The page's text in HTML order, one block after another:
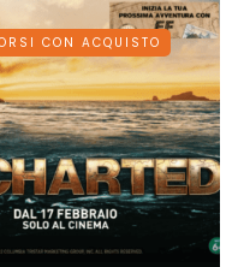
CON ACQUISTO